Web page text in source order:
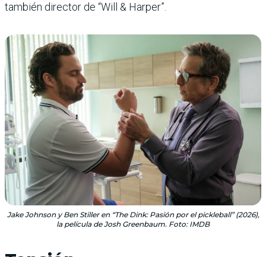
también director de “Will & Harper”.
Jake Johnson y Ben Stiller en “The Dink: Pasión por el pickleball” (2026),
la película de Josh Greenbaum. Foto: IMDB